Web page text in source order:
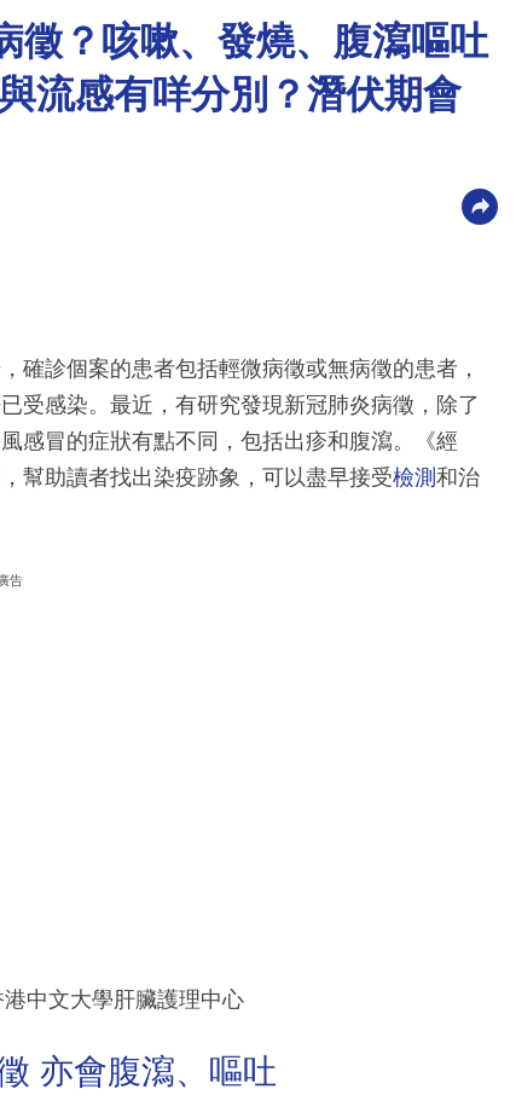
徵？咳嗽、發燒、腹瀉嘔吐
流感有咩分別？潛伏期會
確診個案的患者包括輕微病徵或無病徵的患者，
受感染。最近，有研究發現新冠肺炎病徵，除了
感冒的症狀有點不同，包括出疹和腹瀉。《經
幫助讀者找出染疫跡象，可以盡早接受檢測 和治
廣告
中文大學肝臟護理中心
亦會腹瀉、嘔吐